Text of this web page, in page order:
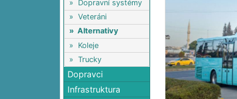
» Dopravní systémy
» Veteráni
» Alternativy
» Koleje
» Trucky
Dopravci
Infrastruktura